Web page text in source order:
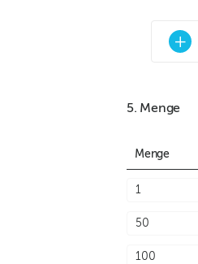
+
5. Menge
Menge
1
50
100